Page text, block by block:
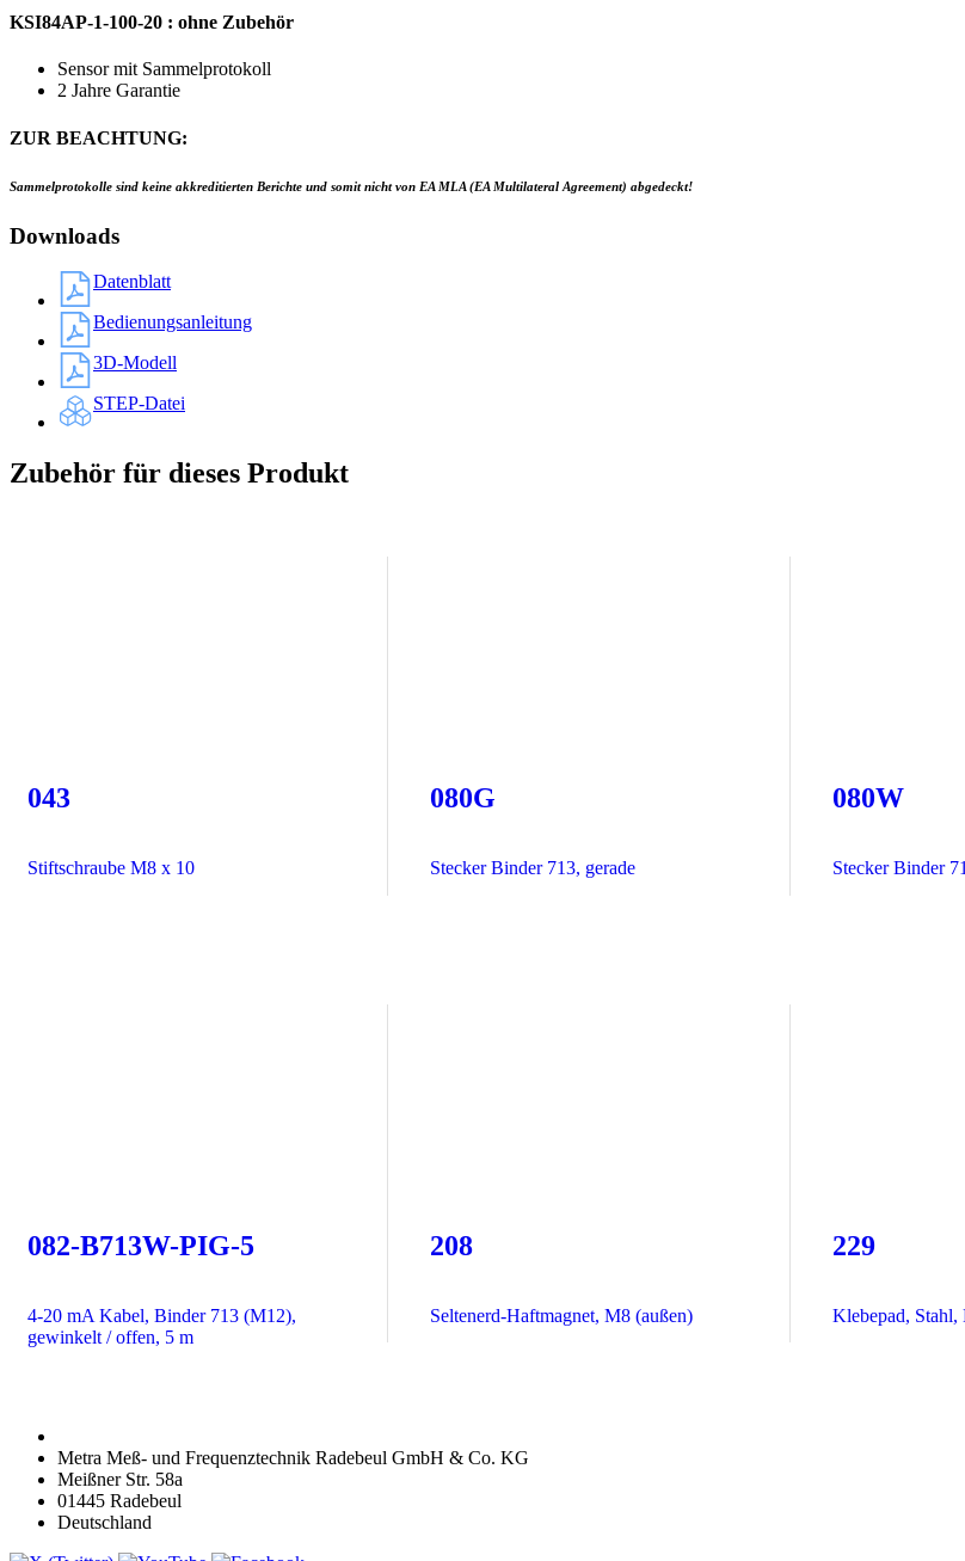
KSI84AP-1-100-20 : ohne Zubehör
Sensor mit Sammelprotokoll
2 Jahre Garantie
ZUR BEACHTUNG:
Sammelprotokolle sind keine akkreditierten Berichte und somit nicht von EA MLA (EA Multilateral Agreement) abgedeckt!
Downloads
Datenblatt
Bedienungsanleitung
3D-Modell
STEP-Datei
Zubehör für dieses Produkt
043
Stiftschraube M8 x 10
080G
Stecker Binder 713, gerade
080W
Stecker Binder
082-B713W-PIG-5
4-20 mA Kabel, Binder 713 (M12),
gewinkelt / offen, 5 m
208
Seltenerd-Haftmagnet, M8 (außen)
229
Klebepad, Stahl,
Metra Meß- und Frequenztechnik Radebeul GmbH & Co. KG
Meißner Str. 58a
01445 Radebeul
Deutschland